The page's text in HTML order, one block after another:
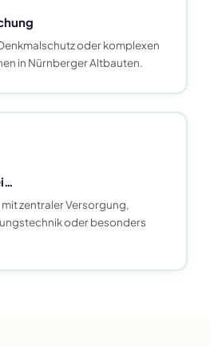
oder komplexen
in Nürnberger Altbauten.
zentraler Versorgung,
oder besonders